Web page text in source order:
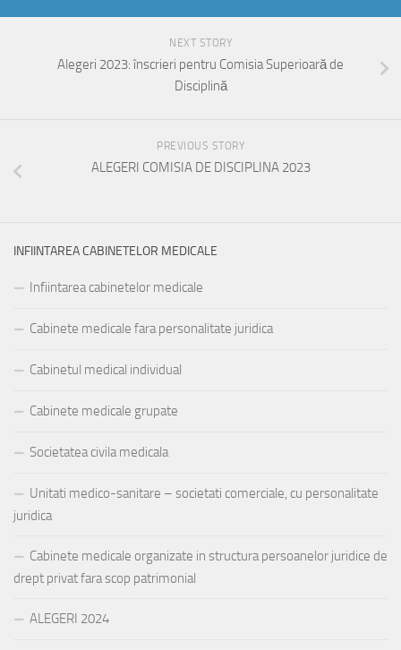
NEXT STORY
Alegeri 2023: înscrieri pentru Comisia Superioară de
Disciplină
PREVIOUS STORY
ALEGERI COMISIA DE DISCIPLINA 2023
INFIINTAREA CABINETELOR MEDICALE
Infiintarea cabinetelor medicale
Cabinete medicale fara personalitate juridica
Cabinetul medical individual
Cabinete medicale grupate
Societatea civila medicala
Unitati medico-sanitare – societati comerciale, cu personalitate
juridica
Cabinete medicale organizate in structura persoanelor juridice de
drept privat fara scop patrimonial
ALEGERI 2024